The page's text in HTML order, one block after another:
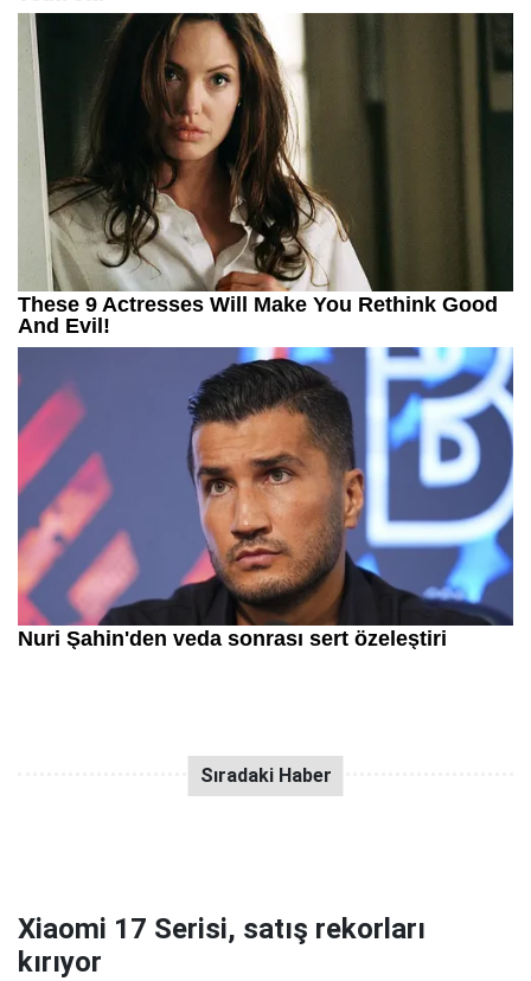
Xiaomi 17 Serisi, satış rekorları
kırıyor